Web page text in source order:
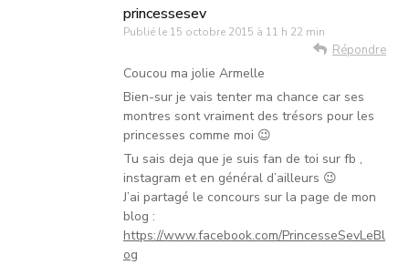
princessesev
Publié le 15 octobre 2015 à 11 h 22 min
Répondre
Coucou ma jolie Armelle
Bien-sur je vais tenter ma chance car ses
montres sont vraiment des trésors pour les
princesses comme moi 😉
Tu sais deja que je suis fan de toi sur fb ,
instagram et en général d’ailleurs 😉
J’ai partagé le concours sur la page de mon
blog :
https://www.facebook.com/PrincesseSevLeBl
og